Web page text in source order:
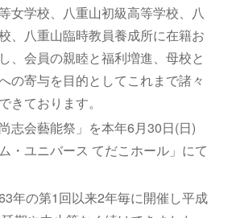
女学校、八重山初級高等学校、八
、八重山臨時教員養成所に在籍お
、会員の親睦と福利増進、母校と
の寄与を目的としてこれまで諸々
きております。
志会藝能祭」を本年6月30日(日)
・ユニバース てだこホール」にて
年の第1回以来2年毎に開催し平成